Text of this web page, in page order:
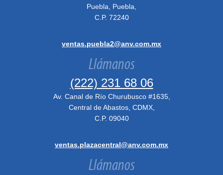
Puebla, Puebla,
C.P. 72240
ventas.puebla2@anv.com.mx
Llámanos
(222) 231 68 06
Av. Canal de Río Churubusco #1635,
Central de Abastos, CDMX,
C.P. 09040
ventas.plazacentral@anv.com.mx
Llámanos